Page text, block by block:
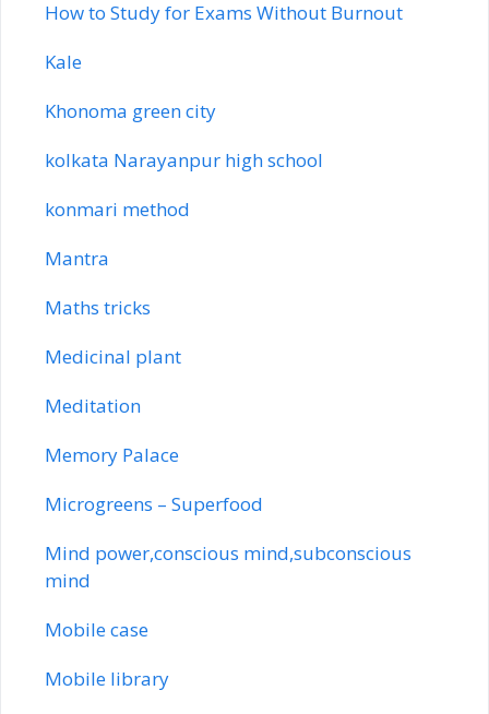
How to Study for Exams Without Burnout
Kale
Khonoma green city
kolkata Narayanpur high school
konmari method
Mantra
Maths tricks
Medicinal plant
Meditation
Memory Palace
Microgreens – Superfood
Mind power,conscious mind,subconscious
mind
Mobile case
Mobile library